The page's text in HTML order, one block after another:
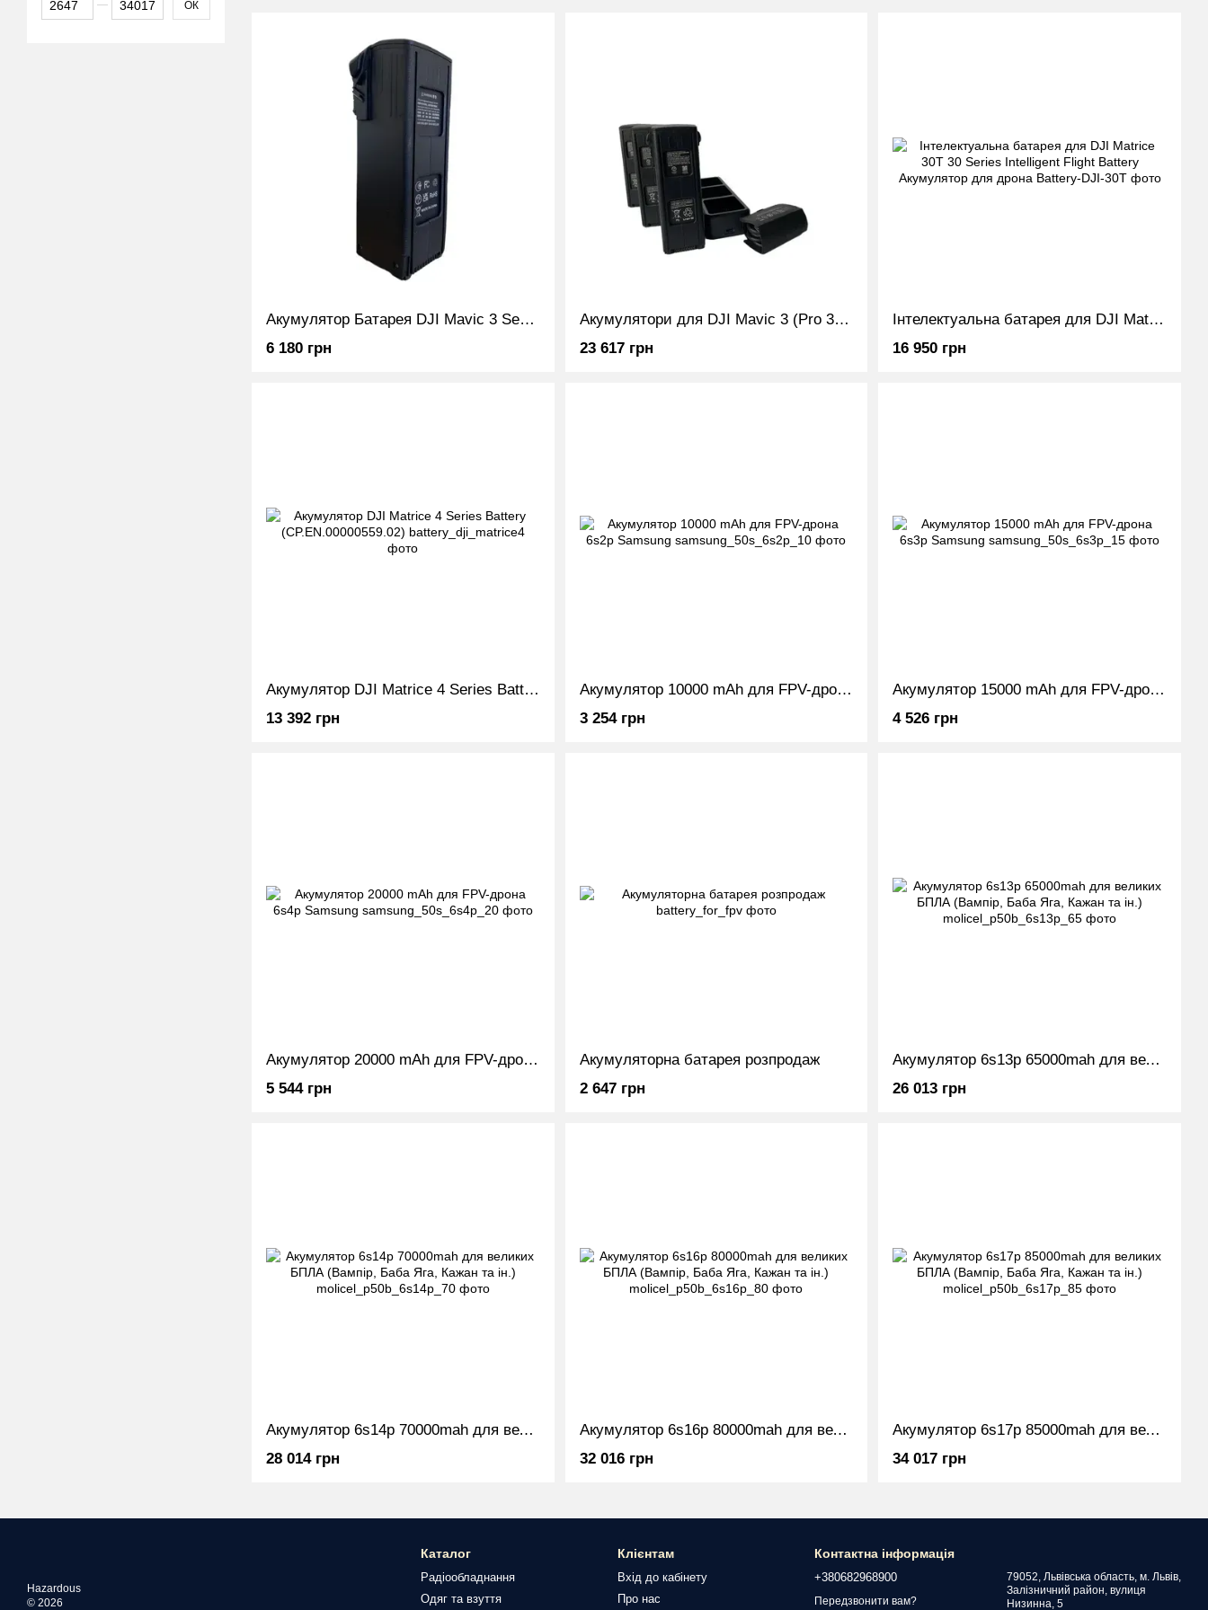
Акумулятор Батарея DJI Mavic 3 Series (Pro 3T 3E Cine) Intelligent Flight Battery
6 180 грн
Акумулятори для DJI Mavic 3 (Pro 3T 3E Cine) Enterprise Series Battery Kit
23 617 грн
Інтелектуальна батарея для DJI Matrice 30Т 30 Series Intelligent Flight Battery Акумулятор для дрона
16 950 грн
Акумулятор DJI Matrice 4 Series Battery (CP.EN.00000559.02)
13 392 грн
Акумулятор 10000 mAh для FPV-дрона 6s2p Samsung
3 254 грн
Акумулятор 15000 mAh для FPV-дрона 6s3p Samsung
4 526 грн
Акумулятор 20000 mAh для FPV-дрона 6s4p Samsung
5 544 грн
Акумуляторна батарея розпродаж
2 647 грн
Акумулятор 6s13p 65000mah для великих БПЛА (Вампір, Баба Яга, Кажан та ін.)
26 013 грн
Акумулятор 6s14p 70000mah для великих БПЛА (Вампір, Баба Яга, Кажан та ін.)
28 014 грн
Акумулятор 6s16p 80000mah для великих БПЛА (Вампір, Баба Яга, Кажан та ін.)
32 016 грн
Акумулятор 6s17p 85000mah для великих БПЛА (Вампір, Баба Яга, Кажан та ін.)
34 017 грн
ОК
Hazardous
© 2026
Каталог
Радіообладнання
Одяг та взуття
Клієнтам
Вхід до кабінету
Про нас
Контактна інформація
+380682968900
Передзвонити вам?
79052, Львівська область, м. Львів,
Залізничний район, вулиця
Низинна, 5